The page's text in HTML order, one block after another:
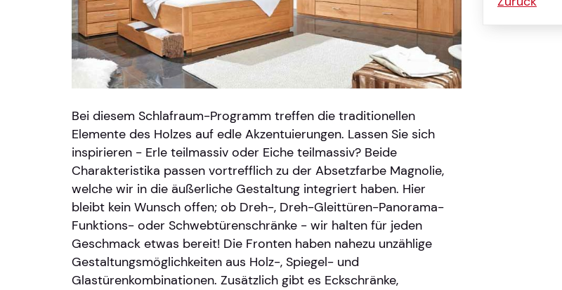
Bei diesem Schlafraum-Programm treffen die traditionellen
Elemente des Holzes auf edle Akzentuierungen. Lassen Sie sich
inspirieren - Erle teilmassiv oder Eiche teilmassiv? Beide
Charakteristika passen vortrefflich zu der Absetzfarbe Magnolie,
welche wir in die äußerliche Gestaltung integriert haben. Hier
bleibt kein Wunsch offen; ob Dreh-, Dreh-Gleittüren-Panorama-
Funktions- oder Schwebtürenschränke - wir halten für jeden
Geschmack etwas bereit! Die Fronten haben nahezu unzählige
Gestaltungsmöglichkeiten aus Holz-, Spiegel- und
Glastürenkombinationen. Zusätzlich gibt es Eckschränke,